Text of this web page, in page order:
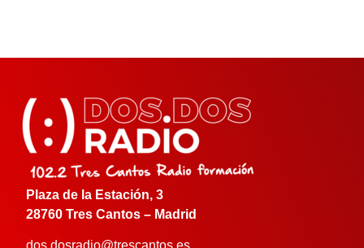
Plaza de la Estación, 3
28760 Tres Cantos – Madrid